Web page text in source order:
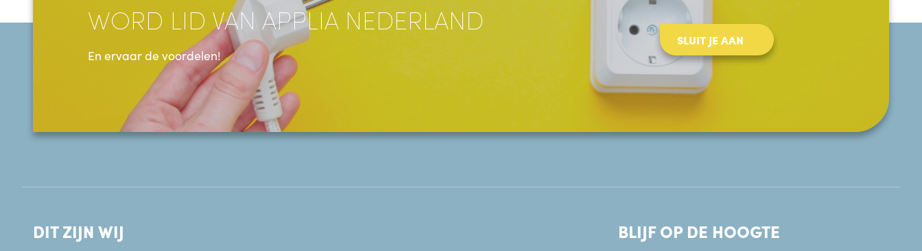
WORD LID VAN APPLIA NEDERLAND
En ervaar de voordelen!
SLUIT JE AAN
DIT ZIJN WIJ BLIJF OP DE HOOGTE